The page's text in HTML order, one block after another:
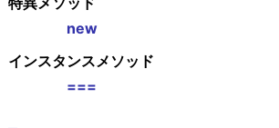
new
インスタンスメソッド
===